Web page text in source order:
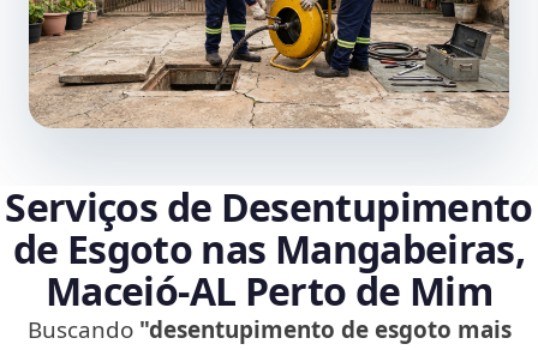
Serviços de Desentupimento
de Esgoto nas Mangabeiras,
Maceió‑AL Perto de Mim
Buscando "desentupimento de esgoto mais